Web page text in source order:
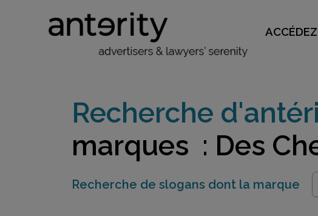
Recherche
marques : Des
Recherche de slogans dont la marque